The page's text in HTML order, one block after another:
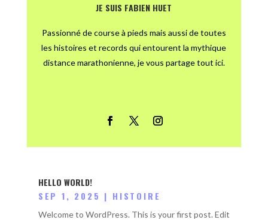
JE SUIS FABIEN HUET
Passionné de course à pieds mais aussi de toutes
les histoires et records qui entourent la mythique
distance marathonienne, je vous partage tout ici.
HELLO WORLD!
SEP 1, 2025 | HISTOIRE
Welcome to WordPress. This is your first post. Edit